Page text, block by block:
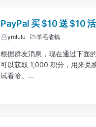
PayPal 买 $10 送 $10
ymlulu 羊毛省钱
根据群友消息，现在通过下面
可以获取 1,000 积分，用来兑
试看哈。...